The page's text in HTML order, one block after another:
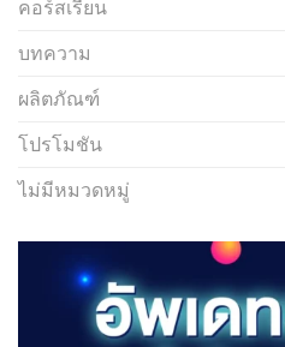
คอร์สเรียน
บทความ
ผลิตภัณฑ์
โปรโมชัน
ไม่มีหมวดหมู่